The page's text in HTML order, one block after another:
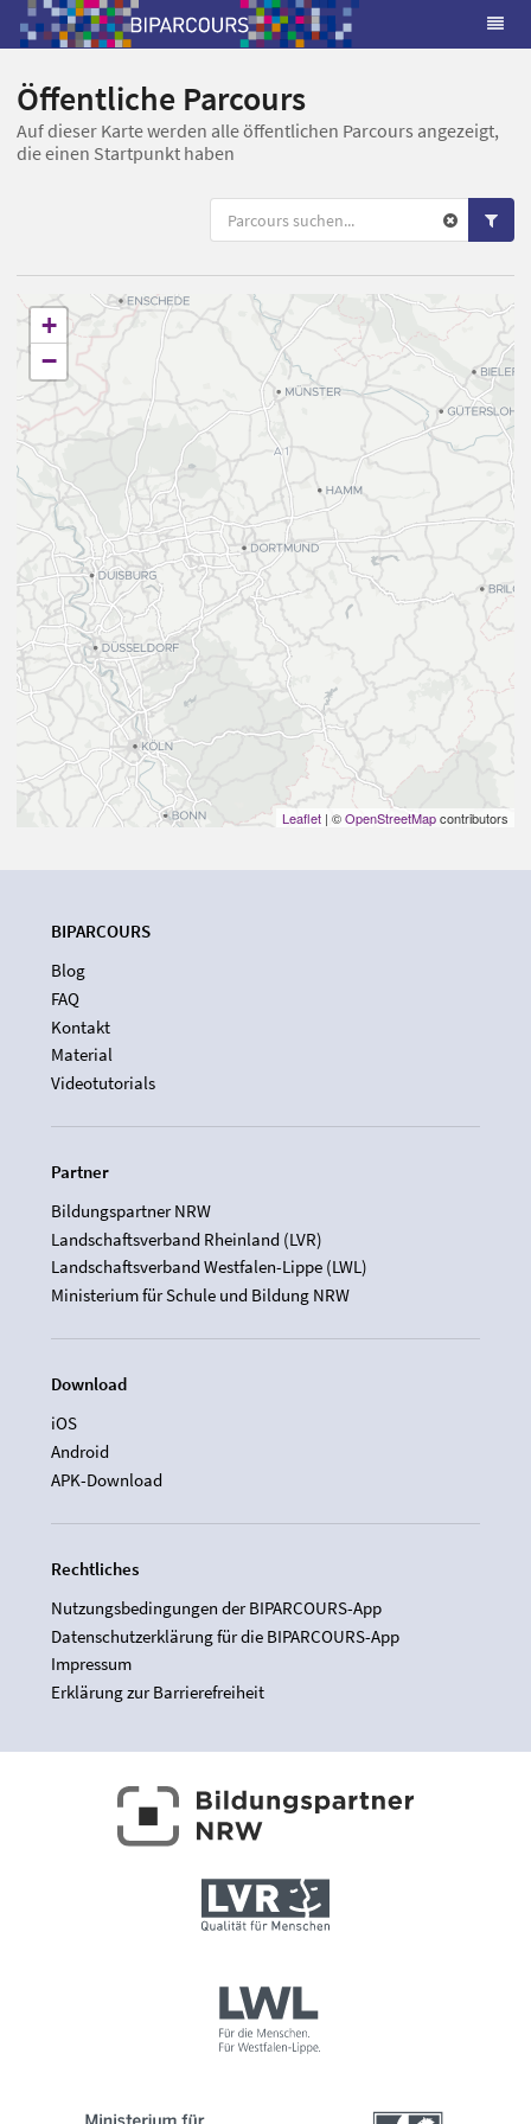
Öffentliche Parcours
Auf dieser Karte werden alle öffentlichen Parcours angezeigt,
die einen Startpunkt haben
+
−
Leaflet | ©OpenStreetMapcontributors
BIPARCOURS
Blog
FAQ
Kontakt
Material
Videotutorials
Partner
Bildungspartner NRW
Landschaftsverband Rheinland (LVR)
Landschaftsverband Westfalen-Lippe (LWL)
Ministerium für Schule und Bildung NRW
Download
iOS
Android
APK-Download
Rechtliches
Nutzungsbedingungen der BIPARCOURS-App
Datenschutzerklärung für die BIPARCOURS-App
Impressum
Erklärung zur Barrierefreiheit